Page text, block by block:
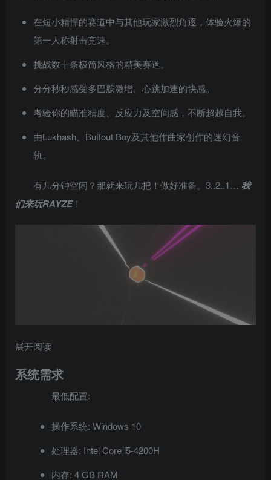
在短小精悍的赛道中与其他玩家激烈角逐，体验火爆的
第一人称射击竞速。
挑战数十条极简风格的精美赛道。
分分秒秒感受多巴胺激增、心跳加速的快感。
考验你的瞄准精度、反应力及空间感，不断超越自我。
由Lukhash、Buffout Boy及其他作曲家创作的迷幻音
轨。
有几分钟空闲？那就来玩几把！做好准备。3..2..1… 我
们来玩RAYZE！
展开阅读
系统需求
最低配置:
操作系统: Windows 10
处理器: Intel Core i5-4200H
内存: 4 GB RAM